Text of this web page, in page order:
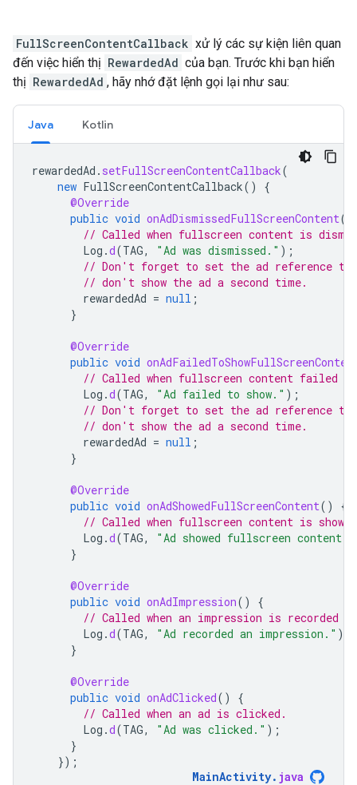
FullScreenContentCallback xử lý các sự kiện liên quan
đến việc hiển thị RewardedAd của bạn. Trước khi bạn hiển
thị RewardedAd , hãy nhớ đặt lệnh gọi lại như sau:
Java Kotlin
rewardedAd . setFullScreenContentCallback(
new FullScreenContentCallback()
{
@Override
public void onAdDismissedFullScreenContent()
// Called when fullscreen content is
Log .d(TAG, "Ad was dismissed." );
// Don't forget to set the ad reference to
// don't show the ad a second time.
rewardedAd = null ;
}
@Override
public void
// Called when fullscreen content failed to
Log .d(TAG, "Ad failed to show." );
// Don't forget to set the ad reference to
// don't show the ad a second time.
rewardedAd = null ;
}
@Override
public void onAdShowedFullScreenContent()
{
// Called when fullscreen content is shown.
Log .d(TAG, "Ad showed fullscreen content."
}
@Override
public void onAdImpression()
{
// Called when an impression is recorded
Log .d(TAG, "Ad recorded an impression." );
}
@Override
public void onAdClicked()
{
// Called when an ad is clicked.
Log .d(TAG, "Ad was clicked." );
}
});
MainActivity. java